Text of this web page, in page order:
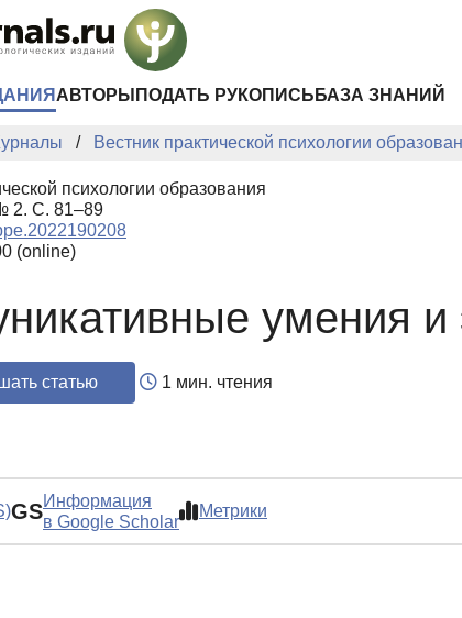
АВТОРЫ ПОДАТЬ РУКОПИСЬ БАЗА ЗНАНИЙ
Вестник практической психологии
психологии образования
2. С. 81–89
(online)
умения и
статью 1 мин. чтения
GSИнформация
в Google Scholar
Метрики